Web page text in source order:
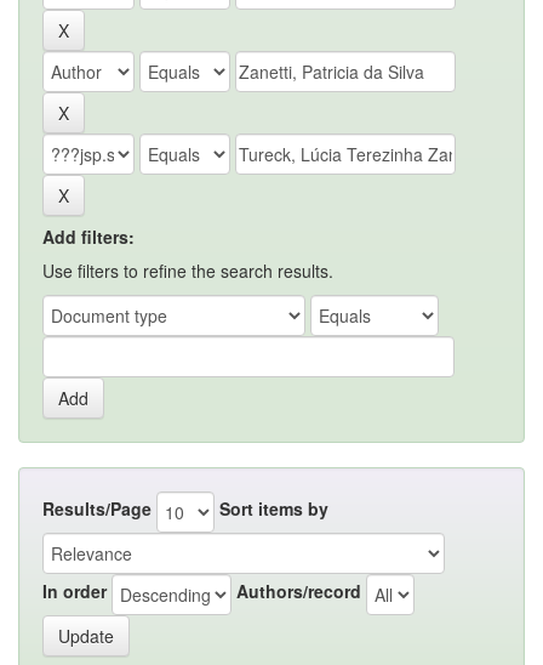
Add filters:
Use filters to refine the search results.
Results/Page Sort items by
In order Authors/record